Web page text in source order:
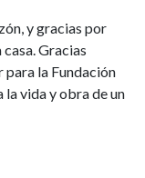
y gracias por
Gracias
para la Fundación
vida y obra de un